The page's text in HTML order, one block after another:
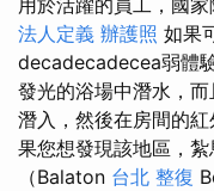
用於活躍的員工，國家
法人定義 辦護照 如果
decadecadecea弱體
發光的浴場中潛水，
潛入，然後在房間的
果您想發現該地區，
（Balaton 台北 整復